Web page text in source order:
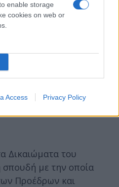
enable storage
cookies on web or
Access Privacy Policy
Δικαιώματα του
σπουδή με την οποία
Προέδρων και